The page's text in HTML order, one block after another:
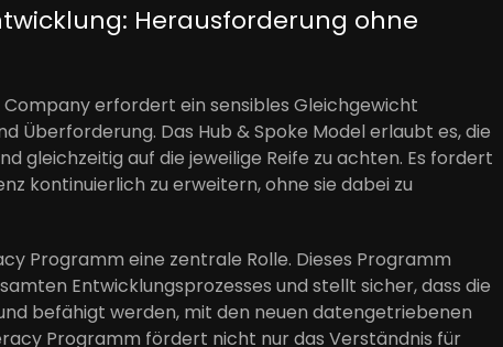
Herausforderung ohne
erfordert ein sensibles Gleichgewicht
Überforderung. Das Hub & Spoke Model erlaubt es, die
gleichzeitig auf die jeweilige Reife zu achten. Es fordert
kontinuierlich zu erweitern, ohne sie dabei zu
Programm eine zentrale Rolle. Dieses Programm
Entwicklungsprozesses und stellt sicher, dass die
befähigt werden, mit den neuen datengetriebenen
Programm fördert nicht nur das Verständnis für